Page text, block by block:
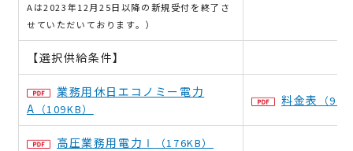
Aは2023年12月25日以降の新規受付を終了さ
せていただいております。）
【選択供給条件】
業務用休日エコノミー電力
A （109KB）
料金表 （
高圧業務用電力Ⅰ （176KB）